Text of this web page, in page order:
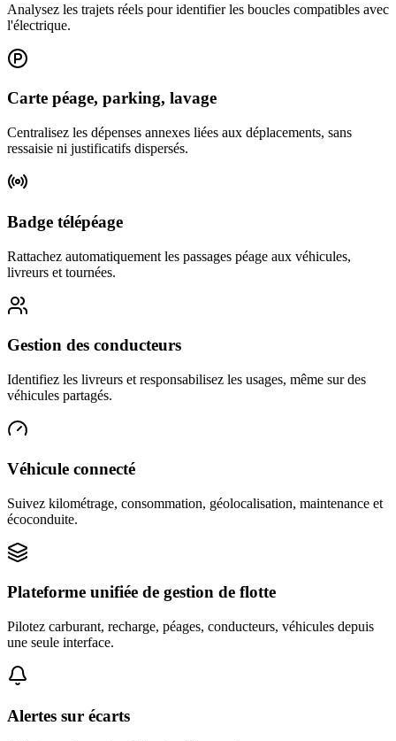
Analysez les trajets réels pour identifier les boucles compatibles avec
l'électrique.
Carte péage, parking, lavage
Centralisez les dépenses annexes liées aux déplacements, sans
ressaisie ni justificatifs dispersés.
Badge télépéage
Rattachez automatiquement les passages péage aux véhicules,
livreurs et tournées.
Gestion des conducteurs
Identifiez les livreurs et responsabilisez les usages, même sur des
véhicules partagés.
Véhicule connecté
Suivez kilométrage, consommation, géolocalisation, maintenance et
écoconduite.
Plateforme unifiée de gestion de flotte
Pilotez carburant, recharge, péages, conducteurs, véhicules depuis
une seule interface.
Alertes sur écarts